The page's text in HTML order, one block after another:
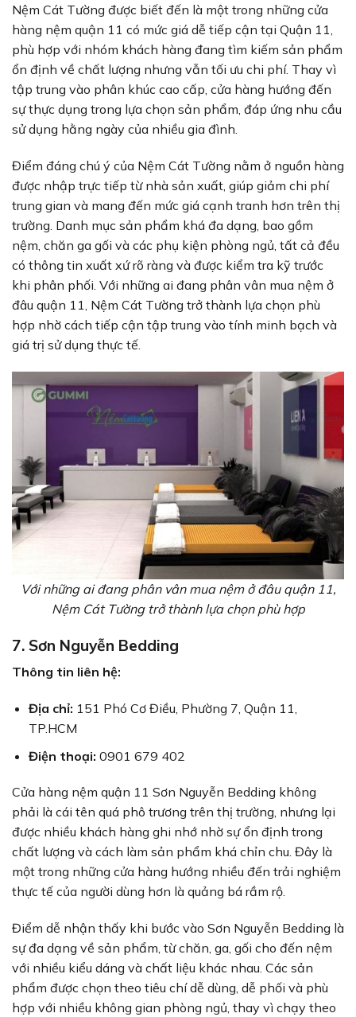
Nệm Cát Tường được biết đến là một trong những cửa
hàng nệm quận 11 có mức giá dễ tiếp cận tại Quận 11,
phù hợp với nhóm khách hàng đang tìm kiếm sản phẩm
ổn định về chất lượng nhưng vẫn tối ưu chi phí. Thay vì
tập trung vào phân khúc cao cấp, cửa hàng hướng đến
sự thực dụng trong lựa chọn sản phẩm, đáp ứng nhu cầu
sử dụng hằng ngày của nhiều gia đình.
Điểm đáng chú ý của Nệm Cát Tường nằm ở nguồn hàng
được nhập trực tiếp từ nhà sản xuất, giúp giảm chi phí
trung gian và mang đến mức giá cạnh tranh hơn trên thị
trường. Danh mục sản phẩm khá đa dạng, bao gồm
nệm, chăn ga gối và các phụ kiện phòng ngủ, tất cả đều
có thông tin xuất xứ rõ ràng và được kiểm tra kỹ trước
khi phân phối. Với những ai đang phân vân mua nệm ở
đâu quận 11, Nệm Cát Tường trở thành lựa chọn phù
hợp nhờ cách tiếp cận tập trung vào tính minh bạch và
giá trị sử dụng thực tế.
Với những ai đang phân vân mua nệm ở đâu quận 11,
Nệm Cát Tường trở thành lựa chọn phù hợp
7. Sơn Nguyễn Bedding
Thông tin liên hệ:
Địa chỉ: 151 Phó Cơ Điều, Phường 7, Quận 11,
TP.HCM
Điện thoại: 0901 679 402
Cửa hàng nệm quận 11 Sơn Nguyễn Bedding không
phải là cái tên quá phô trương trên thị trường, nhưng lại
được nhiều khách hàng ghi nhớ nhờ sự ổn định trong
chất lượng và cách làm sản phẩm khá chỉn chu. Đây là
một trong những cửa hàng hướng nhiều đến trải nghiệm
thực tế của người dùng hơn là quảng bá rầm rộ.
Điểm dễ nhận thấy khi bước vào Sơn Nguyễn Bedding là
sự đa dạng về sản phẩm, từ chăn, ga, gối cho đến nệm
với nhiều kiểu dáng và chất liệu khác nhau. Các sản
phẩm được chọn theo tiêu chí dễ dùng, dễ phối và phù
hợp với nhiều không gian phòng ngủ, thay vì chạy theo